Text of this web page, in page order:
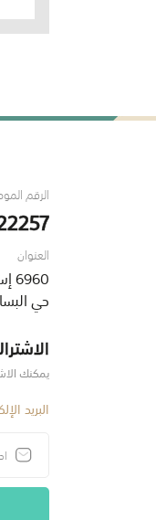
الرقم
العنوان
6960 إسماعيل بن كثير
حي
يمكنك
البريد